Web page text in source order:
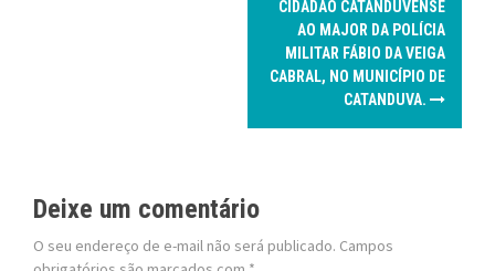
t
i
CIDADÃO CATANDUVENSE
AO MAJOR DA POLÍCIA
MILITAR FÁBIO DA VEIGA
CABRAL, NO MUNICÍPIO DE
CATANDUVA.
Deixe um comentário
O seu endereço de e-mail não será publicado. Campos